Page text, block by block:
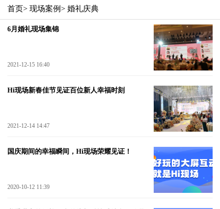
首页> 现场案例> 婚礼庆典
6月婚礼现场集锦
2021-12-15 16:40
Hi现场新春佳节见证百位新人幸福时刻
2021-12-14 14:47
国庆期间的幸福瞬间，Hi现场荣耀见证！
2020-10-12 11:39